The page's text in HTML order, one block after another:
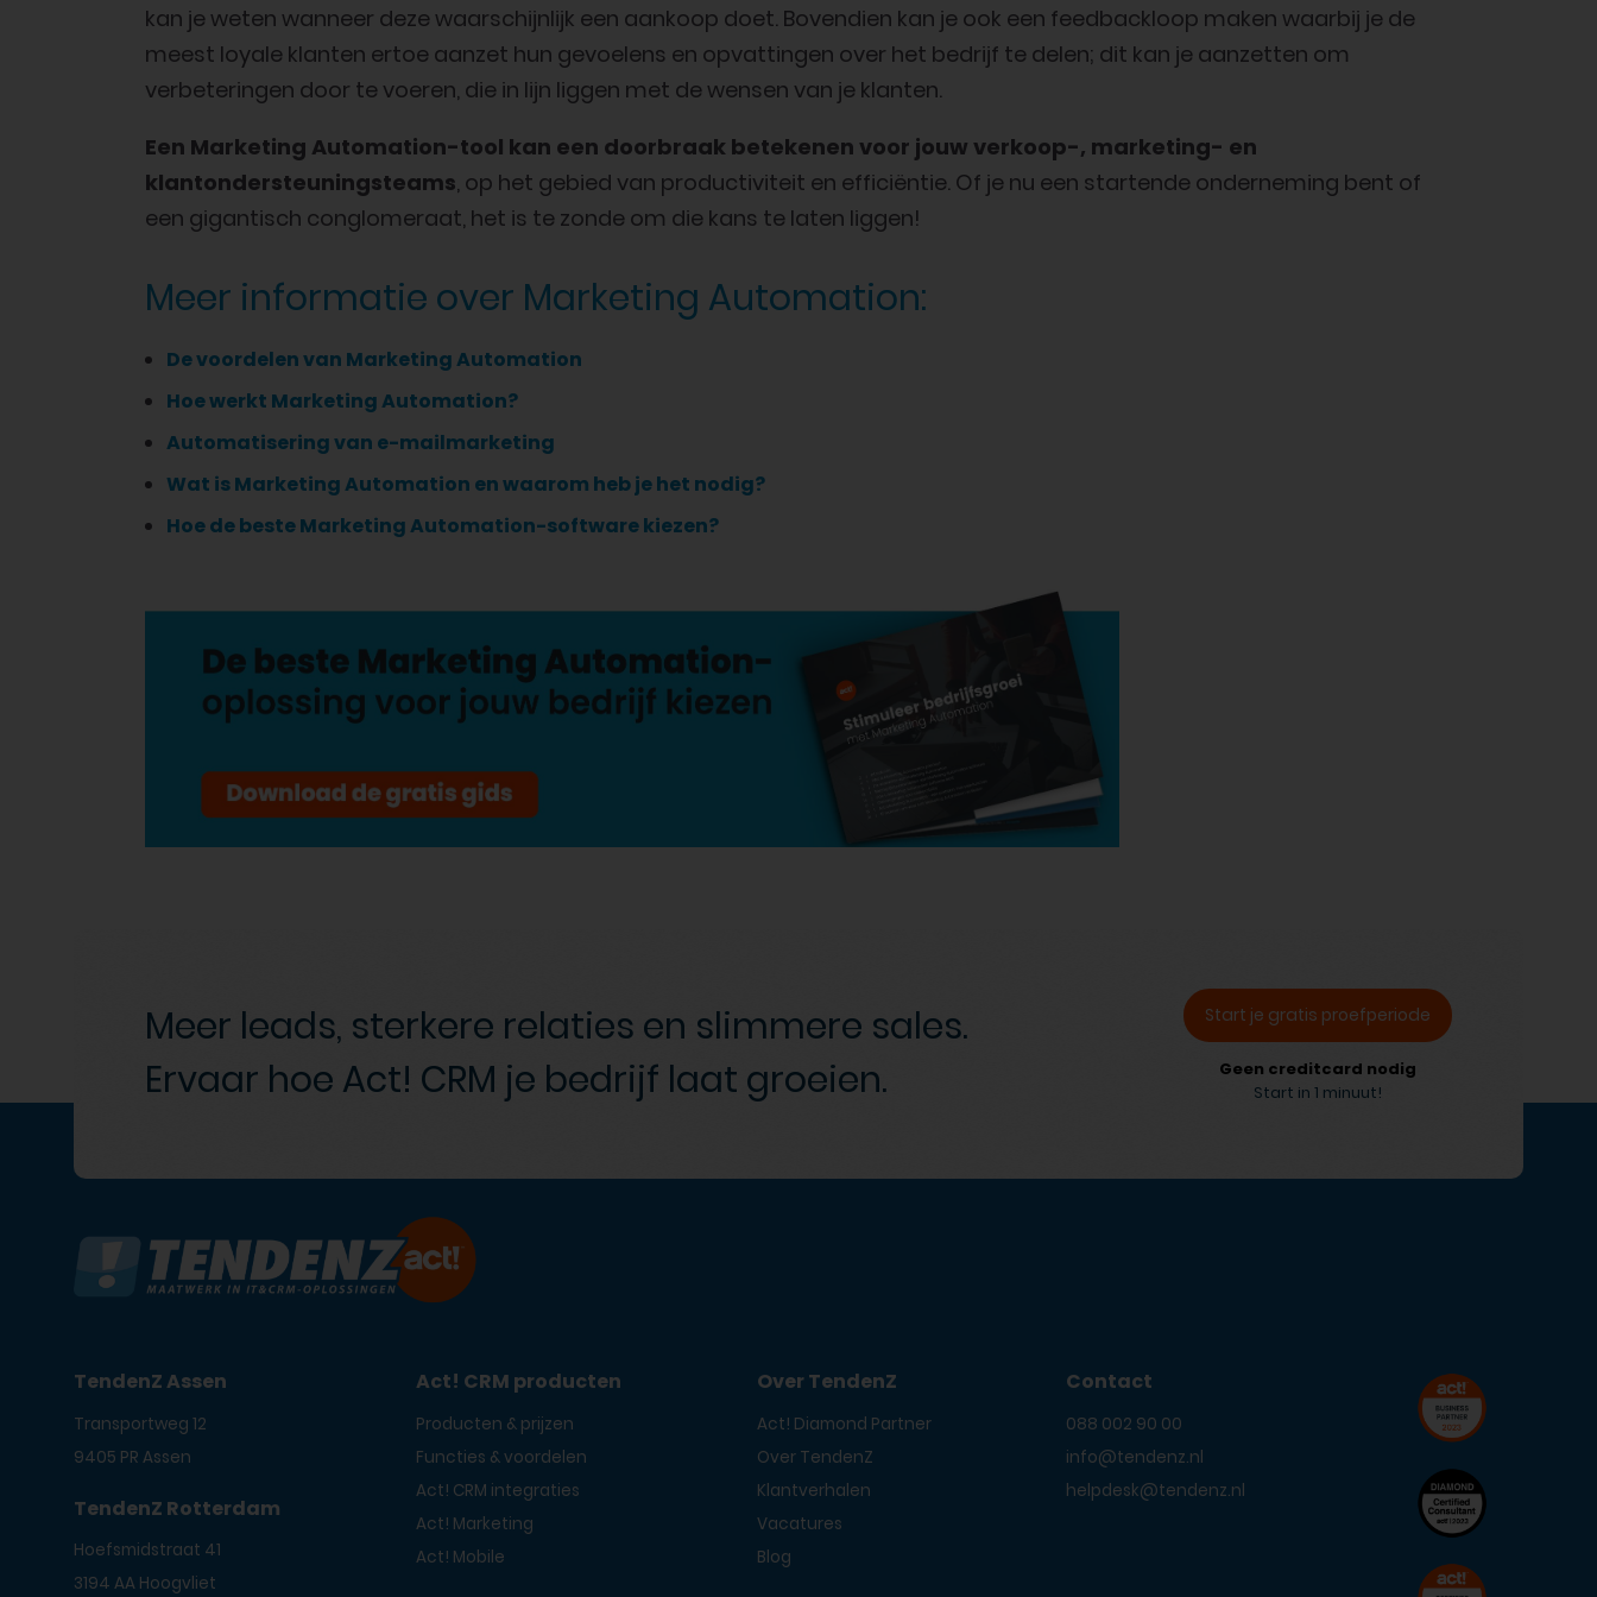
kan je weten wanneer deze waarschijnlijk een aankoop doet. Bovendien kan je ook een feedbackloop maken waarbij je de
meest loyale klanten ertoe aanzet hun gevoelens en opvattingen over het bedrijf te delen; dit kan je aanzetten om
verbeteringen door te voeren, die in lijn liggen met de wensen van je klanten.
Een Marketing Automation-tool kan een doorbraak betekenen voor jouw verkoop-, marketing- en
klantondersteuningsteams, op het gebied van productiviteit en efficiëntie. Of je nu een startende onderneming bent of
een gigantisch conglomeraat, het is te zonde om die kans te laten liggen!
Meer informatie over Marketing Automation:
De voordelen van Marketing Automation
Hoe werkt Marketing Automation?
Automatisering van e-mailmarketing
Wat is Marketing Automation en waarom heb je het nodig?
Hoe de beste Marketing Automation-software kiezen?
Meer leads, sterkere relaties en slimmere sales.
Ervaar hoe Act! CRM je bedrijf laat groeien.
Start je gratis proefperiode
Geen creditcard nodig
Start in 1 minuut!
TendenZ Assen
Transportweg 12
9405 PR Assen
TendenZ Rotterdam
Hoefsmidstraat 41
3194 AA Hoogvliet
Act! CRM producten
Producten & prijzen
Functies & voordelen
Act! CRM integraties
Act! Marketing
Act! Mobile
Over TendenZ
Act! Diamond Partner
Over TendenZ
Klantverhalen
Vacatures
Blog
Contact
088 002 90 00
info@tendenz.nl
helpdesk@tendenz.nl